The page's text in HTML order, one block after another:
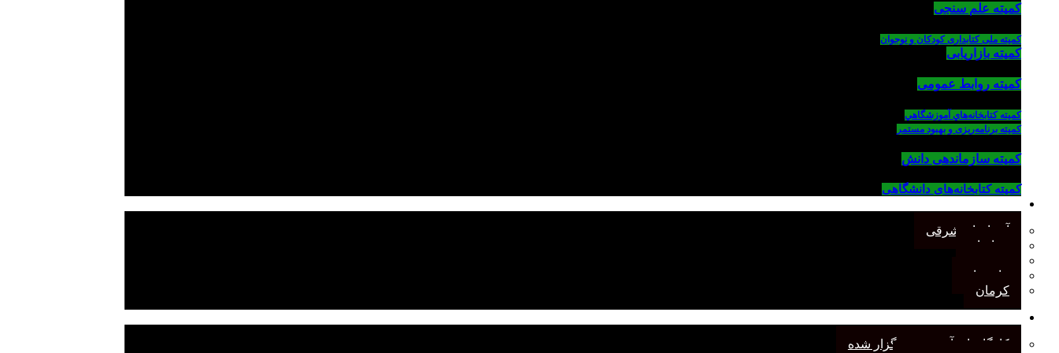
کمیته علم سنجی
کمیته ملی کتابداری کودکان و نوجوان
کمیته بازاریابی
کمیته روابط عمومی
كميته كتابخانه‌هاي آموزشگاهي
کمیته برنامه‌ریزی و بهبود مستمر
کمیته سازماندهی دانش
کمیته کتابخانه‌های دانشگاهی
آذربایجان شرقی
خراسان
مازندران
کرمان
کارگاههای آموزشی برگزار شده